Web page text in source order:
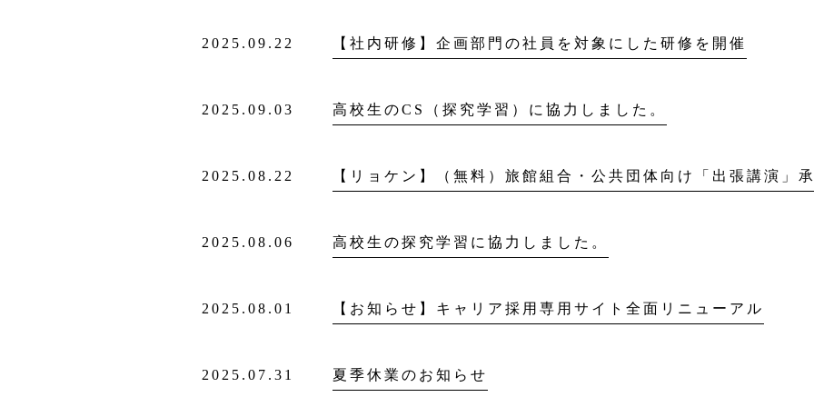
2025.09.22 【社内研修】企画部門の社員を対象にした研修を開催
2025.09.03 高校生のCS（探究学習）に協力しました。
2025.08.22 【リョケン】（無料）旅館組合・公共団体向け「出張講演」承
2025.08.06 高校生の探究学習に協力しました。
2025.08.01 【お知らせ】キャリア採用専用サイト全面リニューアル
2025.07.31 夏季休業のお知らせ